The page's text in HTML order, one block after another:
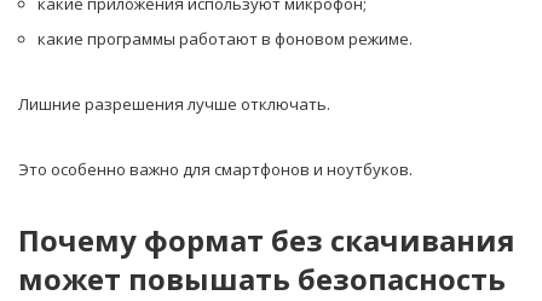
какие программы работают в фоновом режиме.
Лишние разрешения лучше отключать.
Это особенно важно для смартфонов и ноутбуков.
Почему формат без скачивания
может повышать безопасность